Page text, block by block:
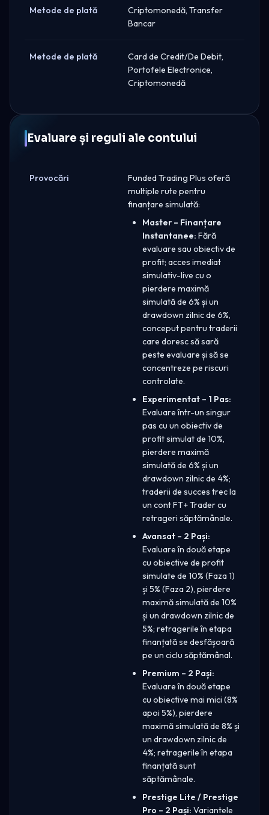
Metode de plată
Criptomonedă, Transfer
Bancar
Metode de plată
Card de Credit/De Debit,
Portofele Electronice,
Criptomonedă
Evaluare și reguli ale contului
Provocări
Funded Trading Plus oferă
multiple rute pentru
finanțare simulată:
Master – Finanțare
Instantanee: Fără
evaluare sau obiectiv de
profit; acces imediat
simulativ-live cu o
pierdere maximă
simulată de 6% și un
drawdown zilnic de 6%,
conceput pentru traderii
care doresc să sară
peste evaluare și să se
concentreze pe riscuri
controlate.
Experimentat – 1 Pas:
Evaluare într-un singur
pas cu un obiectiv de
profit simulat de 10%,
pierdere maximă
simulată de 6% și un
drawdown zilnic de 4%;
traderii de succes trec la
un cont FT+ Trader cu
retrageri săptămânale.
Avansat – 2 Pași:
Evaluare în două etape
cu obiective de profit
simulate de 10% (Faza 1)
și 5% (Faza 2), pierdere
maximă simulată de 10%
și un drawdown zilnic de
5%; retragerile în etapa
finanțată se desfășoară
pe un ciclu săptămânal.
Premium – 2 Pași:
Evaluare în două etape
cu obiective mai mici (8%
apoi 5%), pierdere
maximă simulată de 8% și
un drawdown zilnic de
4%; retragerile în etapa
finanțată sunt
săptămânale.
Prestige Lite / Prestige
Pro – 2 Pași: Variantele